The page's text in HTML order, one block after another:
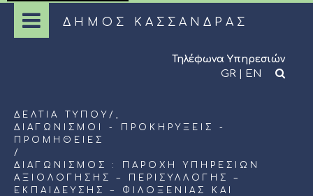
ΔΗΜΟΣ ΚΑΣΣΑΝΔΡΑΣ
Τηλέφωνα Υπηρεσιών
GR | EN
ΔΕΛΤΊΑ ΤΎΠΟΥ /,
ΔΙΑΓΩΝΙΣΜΟΊ - ΠΡΟΚΗΡΎΞΕΙΣ -
ΠΡΟΜΉΘΕΙΕΣ
/
ΔΙΑΓΩΝΙΣΜΟΣ : ΠΑΡΟΧΗ ΥΠΗΡΕΣΙΩΝ
ΑΞΙΟΛΟΓΗΣΗΣ – ΠΕΡΙΣΥΛΛΟΓΗΣ –
ΕΚΠΑΙΔΕΥΣΗΣ – ΦΙΛΟΞΕΝΙΑΣ ΚΑΙ